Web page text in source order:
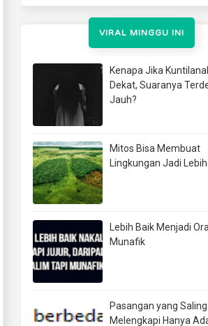
VIRAL MINGGU INI
Kenapa Jika
Dekat, Suaranya
Jauh?
Mitos Bisa Membuat
Lingkungan Jadi
Lebih Baik Menjadi
Munafik
Pasangan yang Saling
Melengkapi Hanya